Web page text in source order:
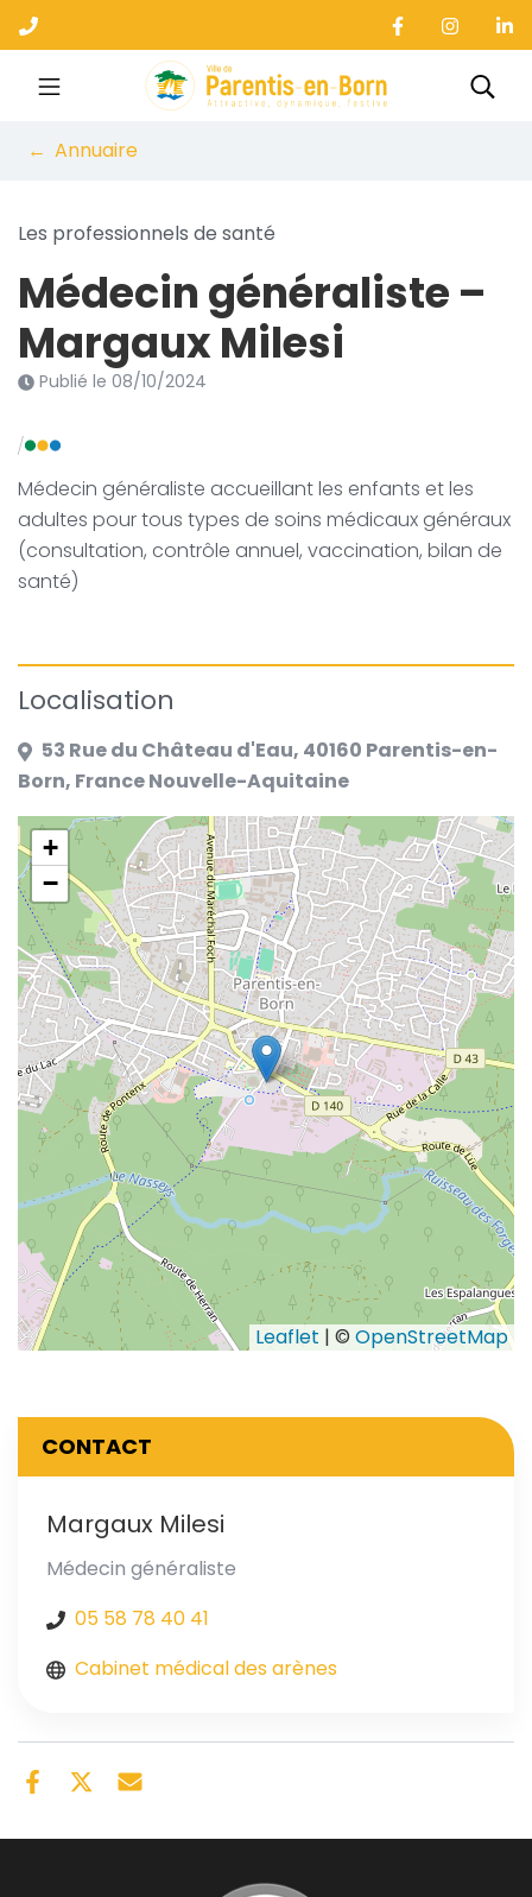
Aller
au
contenu
Ville de Parentis-en-
Annuaire
Les professionnels de santé
Médecin généraliste –
Margaux Milesi
Publié le 08/10/2024
Médecin généraliste accueillant les enfants et les
adultes pour tous types de soins médicaux généraux
(consultation, contrôle annuel, vaccination, bilan de
santé)
Localisation
53 Rue du Château d'Eau, 40160 Parentis-en-
Born, France Nouvelle-Aquitaine
+
−
Leaflet | © OpenStreetMap
CONTACT
Margaux Milesi
Médecin généraliste
05 58 78 40 41
Cabinet médical des arènes